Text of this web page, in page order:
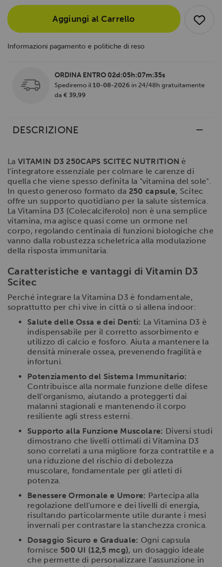
Aggiungi al Carrello
Informazioni pagamento e politiche di reso
ORDINA ENTRO 02d:05h:07m:34s
Spediremo il 10-08-2026 in 24/48h gratuitamente
da € 39,99
DESCRIZIONE
La VITAMIN D3 250CAPS SCITEC NUTRITION è
l'integratore essenziale per colmare le carenze di
quella che viene spesso definita la "vitamina del sole".
In questo generoso formato da 250 capsule, Scitec
offre un supporto quotidiano per la salute sistemica.
La Vitamina D3 (Colecalciferolo) non è una semplice
vitamina, ma agisce quasi come un ormone nel
corpo, regolando centinaia di funzioni biologiche che
vanno dalla robustezza scheletrica alla modulazione
della risposta immunitaria.
Caratteristiche e vantaggi di Vitamin D3
Scitec
Perché integrare la Vitamina D3 è fondamentale,
soprattutto per chi vive in città o si allena indoor:
Salute delle Ossa e dei Denti: La Vitamina D3 è
indispensabile per il corretto assorbimento e
utilizzo di calcio e fosforo. Aiuta a mantenere la
densità minerale ossea, prevenendo fragilità e
infortuni.
Potenziamento del Sistema Immunitario:
Contribuisce alla normale funzione delle difese
dell'organismo, aiutando a proteggerti dai
malanni stagionali e mantenendo il corpo
resiliente agli stress esterni.
Supporto alla Funzione Muscolare: Diversi studi
dimostrano che livelli ottimali di Vitamina D3
sono correlati a una migliore forza contrattile e a
una riduzione del rischio di debolezza
muscolare, fondamentale per gli atleti di
potenza.
Benessere Ormonale e Umore: Partecipa alla
regolazione dell'umore e dei livelli di energia,
risultando particolarmente utile durante i mesi
invernali per contrastare la stanchezza cronica.
Dosaggio Sicuro e Graduale: Ogni capsula
fornisce 500 UI (12,5 mcg), un dosaggio ideale
che permette di personalizzare l'assunzione in